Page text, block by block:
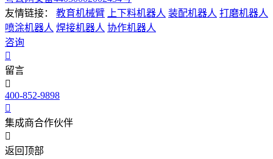
友情链接：
教育机械臂 上下料机器人 装配机器人 打磨机器人
喷涂机器人 焊接机器人 协作机器人
咨询
留言
400-852-9898
集成商合作伙伴
返回顶部